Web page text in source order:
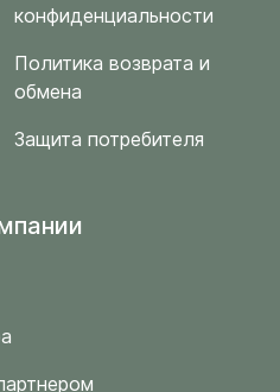
конфиденциальности
Политика возврата и
обмена
Защита потребителя